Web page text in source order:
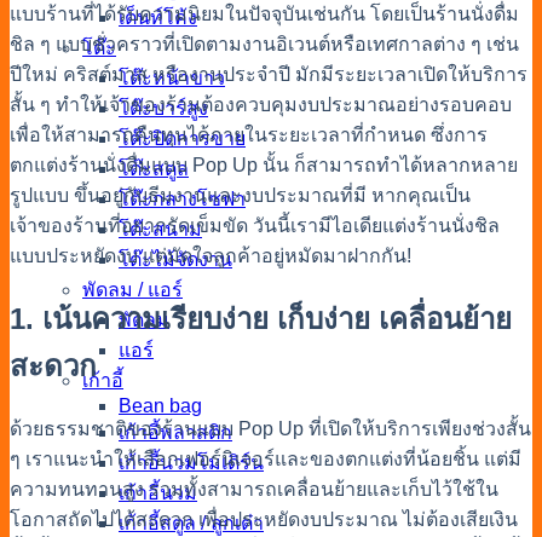
เต็นท์โค้ง
โต๊ะ
โต๊ะหน้าขาว
โต๊ะบาร์สูง
โต๊ะปิดการขาย
โต๊ะสตูล
โต๊ะกลางโซฟา
โต๊ะสนาม
โต๊ะไม้จัดงาน
พัดลม / แอร์
พัดลม
แอร์
เก้าอี้
Bean bag
เก้าอี้พลาสติก
เก้าอี้นวมโมเดิร์น
เก้าอี้นวม
เก้าอี้สตูล / ลูกเต๋า
แบบร้านที่ได้รับความนิยมในปัจจุบันเช่นกัน โดยเป็นร้านนั่งดื่ม
ชิล ๆ แบบชั่วคราวที่เปิดตามงานอิเวนต์หรือเทศกาลต่าง ๆ เช่น
ปีใหม่ คริสต์มาส หรืองานประจำปี มักมีระยะเวลาเปิดให้บริการ
สั้น ๆ ทำให้เจ้าของร้านต้องควบคุมงบประมาณอย่างรอบคอบ
เพื่อให้สามารถคืนทุนได้ภายในระยะเวลาที่กำหนด ซึ่งการ
ตกแต่งร้านนั่งดื่มแบบ Pop Up นั้น ก็สามารถทำได้หลากหลาย
รูปแบบ ขึ้นอยู่กับธีมงานและงบประมาณที่มี หากคุณเป็น
เจ้าของร้านที่อยากรัดเข็มขัด วันนี้เรามีไอเดียแต่งร้านนั่งชิล
แบบประหยัดงบ แต่มัดใจลูกค้าอยู่หมัดมาฝากกัน!
1. เน้นความเรียบง่าย เก็บง่าย เคลื่อนย้าย
สะดวก
ด้วยธรรมชาติของร้านแบบ Pop Up ที่เปิดให้บริการเพียงช่วงสั้น
ๆ เราแนะนำให้เลือกเฟอร์นิเจอร์และของตกแต่งที่น้อยชิ้น แต่มี
ความทนทานสูง รวมทั้งสามารถเคลื่อนย้ายและเก็บไว้ใช้ใน
โอกาสถัดไปได้สะดวก เพื่อประหยัดงบประมาณ ไม่ต้องเสียเงิน